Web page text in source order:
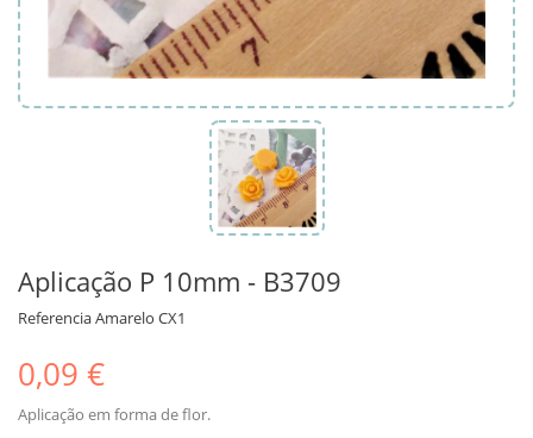
Aplicação P 10mm - B3709
ReferenciaAmarelo CX1
0,09 €
Aplicação em forma de flor.